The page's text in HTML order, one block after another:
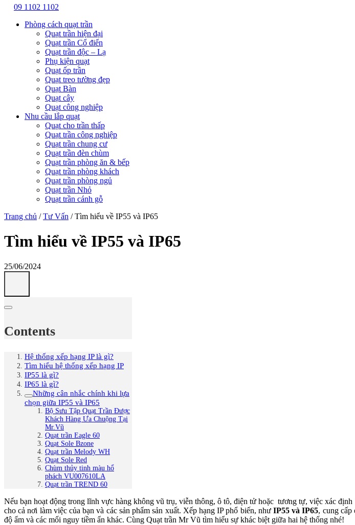
09 1102 1102
Phòng cách quạt trần
Quạt trần hiện đại
Quạt trần Cổ điển
Quạt trần độc – Lạ
Phụ kiện quạt
Quạt ốp trần
Quạt treo tường đẹp
Quạt Bàn
Quạt cây
Quạt công nghiệp
Nhu cầu lắp quạt
Quạt cho trần thấp
Quạt trần công nghiệp
Quạt trần chung cư
Quạt trần đèn chùm
Quạt trần phòng ăn & bếp
Quạt trần phòng khách
Quạt trần phòng ngủ
Quạt trần Nhỏ
Quạt trần cánh gỗ
Trang chủ /Tư Vấn /Tìm hiểu về IP55 và IP65
Tìm hiểu về IP55 và IP65
25/06/2024
Contents
Hệ thống xếp hạng IP là gì?
Tìm hiểu hệ thống xếp hạng IP
IP55 là gì?
IP65 là gì?
Những cân nhắc chính khi lựa
chọn giữa IP55 và IP65
Bộ Sưu Tập Quạt Trần Được
Khách Hàng Ưa Chuộng Tại
Mr.Vũ
Quạt trần Eagle 60
Quạt Sole Bzone
Quạt trần Melody WH
Quạt Sole Red
Chùm thủy tinh màu hổ
phách VU007610LA
Quạt trần TREND 60
Nếu bạn hoạt động trong lĩnh vực hàng không vũ trụ, viễn thông, ô tô, điện tử hoặc tương tự, việc xác
cho cả nơi làm việc của bạn và các sản phẩm sản xuất. Xếp hạng IP phổ biến, nhưIP55 và IP65, cung cấp
độ ẩm và các mối nguy tiềm ẩn khác. Cùng Quạt trần Mr Vũ tìm hiểu sự khác biệt giữa hai hệ thống nhé!